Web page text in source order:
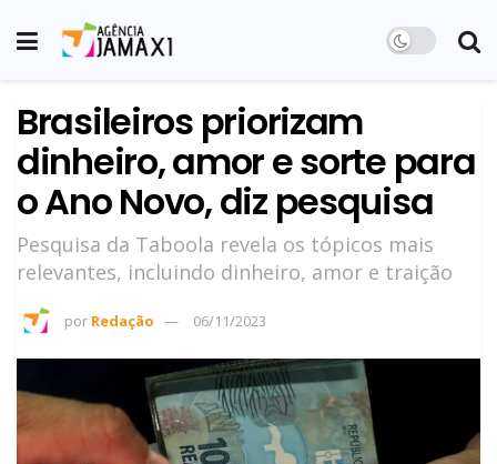
Brasileiros priorizam
dinheiro, amor e sorte para
o Ano Novo, diz pesquisa
Pesquisa da Taboola revela os tópicos mais
relevantes, incluindo dinheiro, amor e traição
por Redação 06/11/2023